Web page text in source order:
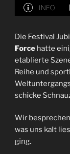
Die Festival
Force hatte
etablierte
Reihe und
schicke
Wir
was uns kalt
ging.